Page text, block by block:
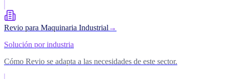
Revio para Maquinaria Industrial →
Solución por industria
Cómo Revio se adapta a las necesidades de este sector.